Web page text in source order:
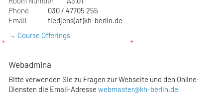
Phone
030 / 47705 255
Email
tiedjens(at)kh-berlin.de
→ Course Offerings
Webadmina
Bitte verwenden Sie zu Fragen zur Webseite und den Online-
Diensten die Email-Adressewebmaster@kh-berlin.de